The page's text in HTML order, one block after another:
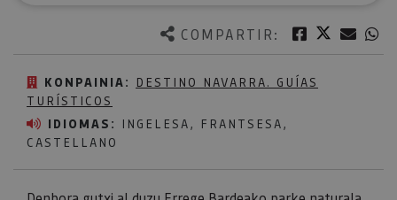
COMPARTIR: Facebook
Twitter
KONPAINIA:
DESTINO NAVARRA. GUÍAS
TURÍSTICOS
IDIOMAS:
INGELESA, FRANTSESA,
CASTELLANO